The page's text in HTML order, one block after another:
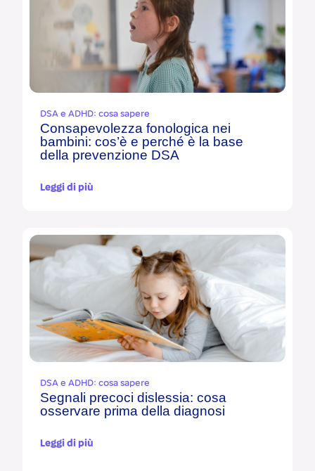
DSA e ADHD: cosa sapere
Consapevolezza fonologica nei
bambini: cos’è e perché è la base
della prevenzione DSA
Leggi di più
DSA e ADHD: cosa sapere
Segnali precoci dislessia: cosa
osservare prima della diagnosi
Leggi di più